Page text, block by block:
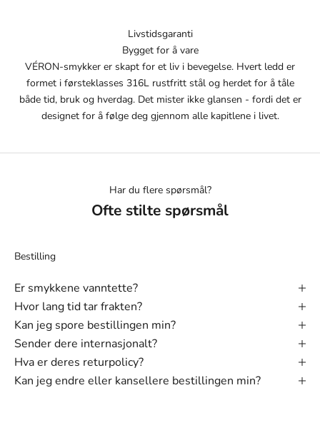
Livstidsgaranti
Bygget for å vare
VÉRON-smykker er skapt for et liv i bevegelse. Hvert ledd er
formet i førsteklasses 316L rustfritt stål og herdet for å tåle
både tid, bruk og hverdag. Det mister ikke glansen - fordi det er
designet for å følge deg gjennom alle kapitlene i livet.
Har du flere spørsmål?
Ofte stilte spørsmål
Bestilling
Er smykkene vanntette?
Hvor lang tid tar frakten?
Kan jeg spore bestillingen min?
Sender dere internasjonalt?
Hva er deres returpolicy?
Kan jeg endre eller kansellere bestillingen min?